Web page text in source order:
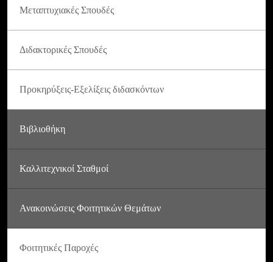
Μεταπτυχιακές Σπουδές
Διδακτορικές Σπουδές
Προκηρύξεις-Εξελίξεις διδασκόντων
Βιβλιοθήκη
Καλλιτεχνικοί Σταθμοί
Ανακοινώσεις Φοιτητικών Θεμάτων
Φοιτητικές Παροχές